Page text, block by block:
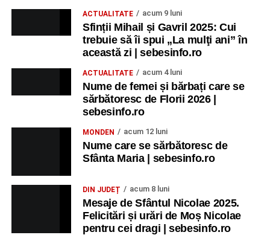
ACTUALITATE acum 9 luni
Sfinții Mihail și Gavril 2025: Cui
trebuie să îi spui „La mulţi ani” în
această zi | sebesinfo.ro
ACTUALITATE acum 4 luni
Nume de femei și bărbați care se
sărbătoresc de Florii 2026 |
sebesinfo.ro
MONDEN acum 12 luni
Nume care se sărbătoresc de
Sfânta Maria | sebesinfo.ro
DIN JUDEȚ acum 8 luni
Mesaje de Sfântul Nicolae 2025.
Felicitări și urări de Moș Nicolae
pentru cei dragi | sebesinfo.ro